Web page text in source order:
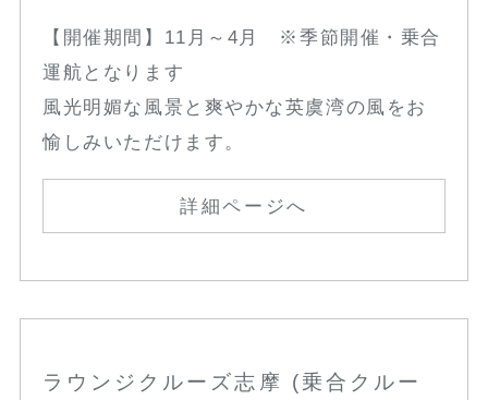
【開催期間】11月～4月 ※季節開催・乗合
運航となります
風光明媚な風景と爽やかな英虞湾の風をお
愉しみいただけます。
詳細ページへ
ラウンジクルーズ志摩 (乗合クルー